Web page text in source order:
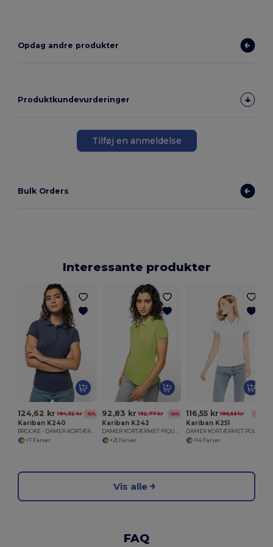
Opdag andre produkter
Produktkundevurderinger
Tilføj en anmeldelse
Bulk Orders
Interessante produkter
124,62 kr 194,32 kr -36%
Kariban K240
BROOKE - DAMER KORTÆRMET POLO SHIRT
+7 Farver
92,83 kr 132,77 kr -30%
Kariban K242
DAMER KORTÆRMET PIQUE POLO SHIRT
+21 Farver
116,55 kr 186,53 kr -38%
Kariban K251
+14 Farver
Vis alle
FAQ